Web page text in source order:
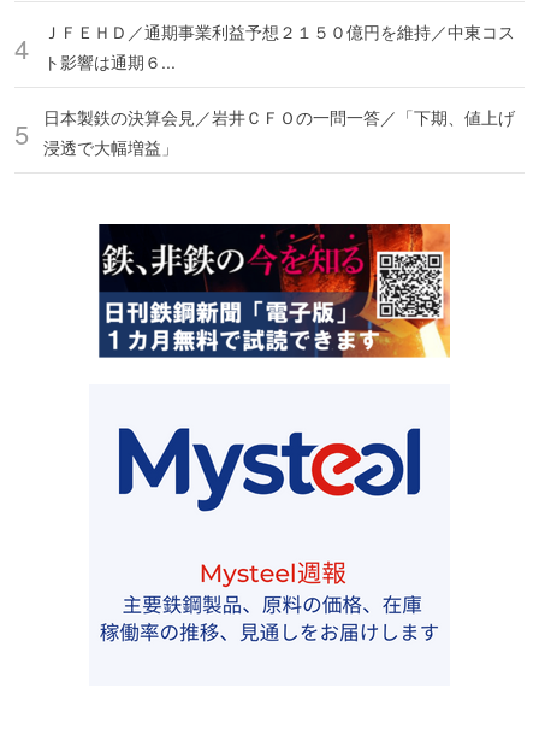
ＪＦＥＨＤ／通期事業利益予想２１５０億円を維持／中東コス
ト影響は通期６...
日本製鉄の決算会見／岩井ＣＦＯの一問一答／「下期、値上げ
浸透で大幅増益」